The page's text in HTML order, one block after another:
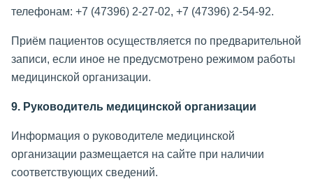
телефонам: +7 (47396) 2-27-02, +7 (47396) 2-54-92.
Приём пациентов осуществляется по предварительной
записи, если иное не предусмотрено режимом работы
медицинской организации.
9. Руководитель медицинской организации
Информация о руководителе медицинской
организации размещается на сайте при наличии
соответствующих сведений.